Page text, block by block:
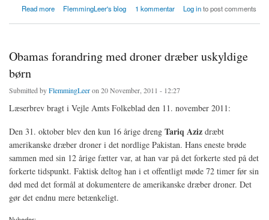
Read more
about Ole Birk Olesen er en sur gammel mand
FlemmingLeer's blog 1 kommentar Log into post comments
Obamas forandring med droner dræber uskyldige
børn
Submitted byFlemmingLeeron 20 November, 2011 - 12:27
Læserbrev bragt i Vejle Amts Folkeblad den 11. november 2011:
Den 31. oktober blev den kun 16 årige dreng Tariq Aziz dræbt
amerikanske dræber droner i det nordlige Pakistan. Hans eneste brøde
sammen med sin 12 årige fætter var, at han var på det forkerte sted på det
forkerte tidspunkt. Faktisk deltog han i et offentligt møde 72 timer før sin
død med det formål at dokumentere de amerikanske dræber droner. Det
gør det endnu mere betænkeligt.